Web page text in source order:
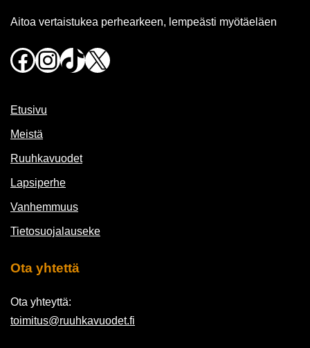
Aitoa vertaistukea perhearkeen, lempeästi myötäeläen
Facebook
Instagram
TikTok
X
Etusivu
Meistä
Ruuhkavuodet
Lapsiperhe
Vanhemmuus
Tietosuojalauseke
Ota yhtettä
Ota yhteyttä:
toimitus@ruuhkavuodet.fi